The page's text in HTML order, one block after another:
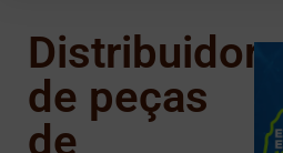
Distribuidora
de peças
de